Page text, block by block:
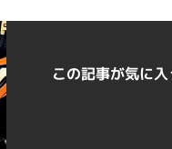
この記事が気に